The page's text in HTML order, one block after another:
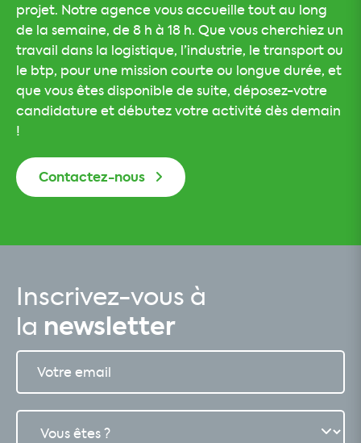
projet. Notre agence vous accueille tout au long
de la semaine, de 8 h à 18 h. Que vous cherchiez un
travail dans la logistique, l’industrie, le transport ou
le btp, pour une mission courte ou longue durée, et
que vous êtes disponible de suite, déposez-votre
candidature et débutez votre activité dès demain
!
Contactez-nous
Inscrivez-vous à
la newsletter